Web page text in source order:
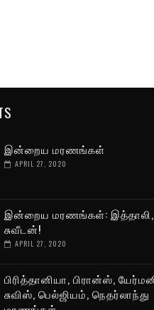
இன்றைய மரணங்கள்
APRIL 27, 2020
இன்றைய மரணங்கள்: இத்தாலி,
சுவீடன்!
APRIL 27, 2020
பிரித்தானியா, பிரான்ஸ்,
சுவிஸ், பெல்ஜியம், நெதர்லாந்து